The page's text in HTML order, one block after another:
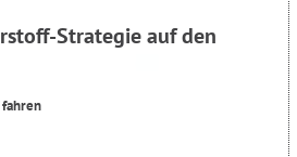
Strategie auf den